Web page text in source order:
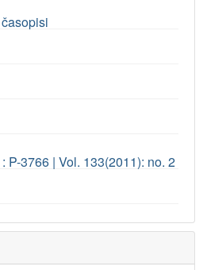
P-3766 | Vol. 133(2011): no. 2